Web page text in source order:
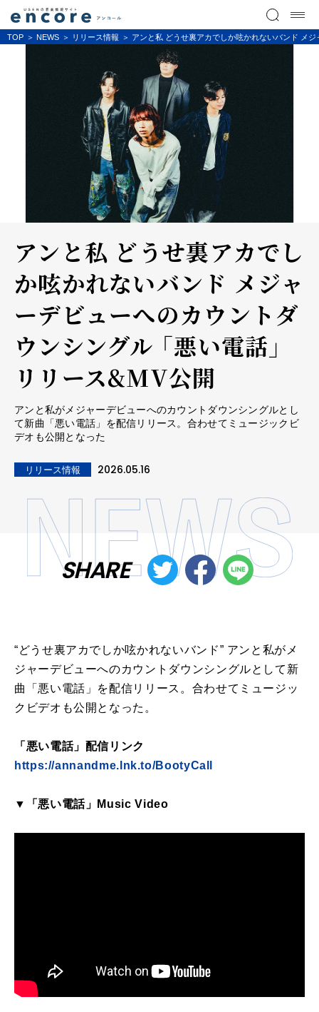
TOP NEWS リリース情報 アンと私 どうせ裏アカでしか呟かれないバンド メ
アンと私 どうせ裏アカでし
か呟かれないバンド メジャ
ーデビューへのカウントダ
ウンシングル 「悪い電話」
リリース&MV公開
アンと私がメジャーデビューへのカウントダウンシングルとし
て新曲「悪い電話」を配信リリース。合わせてミュージックビ
デオも公開となった
リリース情報 2026.05.16
SHARE
“どうせ裏アカでしか呟かれないバンド” アンと私がメ
ジャーデビューへのカウントダウンシングルとして新
曲「悪い電話」を配信リリース。合わせてミュージッ
クビデオも公開となった。
「悪い電話」配信リンク
https://annandme.lnk.to/BootyCall
▼「悪い電話」Music Video